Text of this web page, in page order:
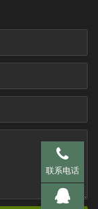
联系电话
手机 137-
QQ